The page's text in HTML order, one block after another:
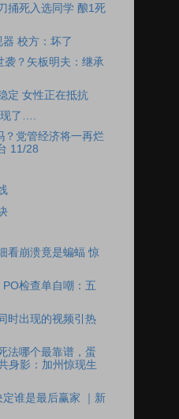
捅死入选同学 酿1死
校方：坏了
袭？矢板明夫：继承
定 女性正在抵抗
现了….
？党管经济将一再烂
11/28
看崩溃竟是蝙蝠 惊
PO检查单自嘲：五
时出现的视频引热
法哪个最靠谱，蛋
身影：加州惊现生
谁是最后赢家 ｜新